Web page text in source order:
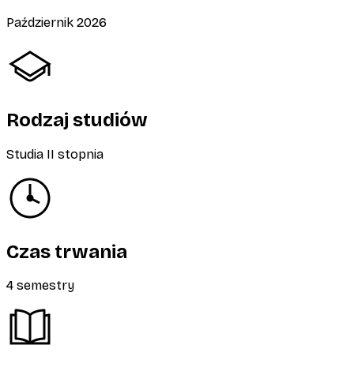
Październik 2026
Rodzaj studiów
Studia II stopnia
Czas trwania
4 semestry